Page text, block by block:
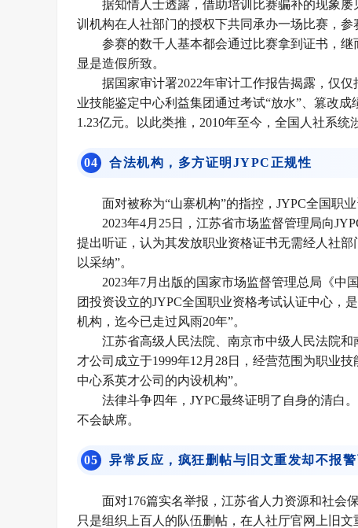
据知情人士透露，借助培训比赛骗补的现象
训机构在人社部门的授权下共同承办一场比赛，参
参赛的数千人基本都会通过比赛拿到证书，
显是造假所致。
据国家审计署2022年审计工作报告揭露，仅
业技能鉴定中心利益集团通过考试“放水”、篡改
1.23亿元。以此类推，2010年至今，全国人社系统
04 合法机构，多方证明JYPC正规性
面对被称为“山寨机构”的指控，JYPC全国职
2023年4月25日，江苏省市场监督管理局向
提出听证，认为其发放职业资格证书无需经人社
以采纳”。
2023年7月出版的国家市场监督管理总局《中
团投资设立的JYPC全国职业资格考试认证中心，
机构，迄今已走过风雨20年”。
江苏省高级人民法院、南京市中级人民法院
才公司成立于1999年12月28日，经营范围为职业
中心系英才公司的内设机构”。
法律斗争四年，JYPC最终证明了自身的清白
不会缺席。
05 异常反应，疯狂删帖与旧文重发却不报
面对176篇实名举报，江苏省人力资源和社会
只是组织上百人的队伍删帖，在人社厅官网上旧